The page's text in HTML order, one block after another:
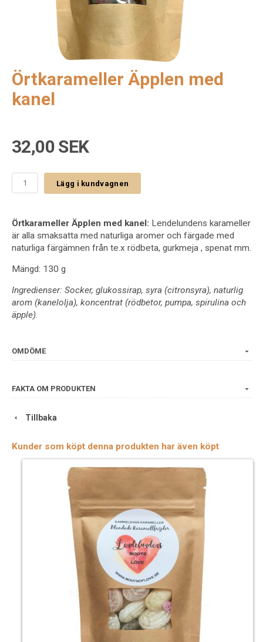
Örtkarameller Äpplen med
kanel
32,00 SEK
Lägg i kundvagnen
Örtkarameller Äpplen med kanel: Lendelundens karameller
är alla smaksatta med naturliga aromer och färgade med
naturliga färgämnen från te.x rödbeta, gurkmeja , spenat mm.
Mängd: 130 g
Ingredienser: Socker, glukossirap, syra (citronsyra), naturlig
arom (kanelolja), koncentrat (rödbetor, pumpa, spirulina och
äpple).
OMDÖME
FAKTA OM PRODUKTEN
Tillbaka
Kunder som köpt denna produkten har även köpt